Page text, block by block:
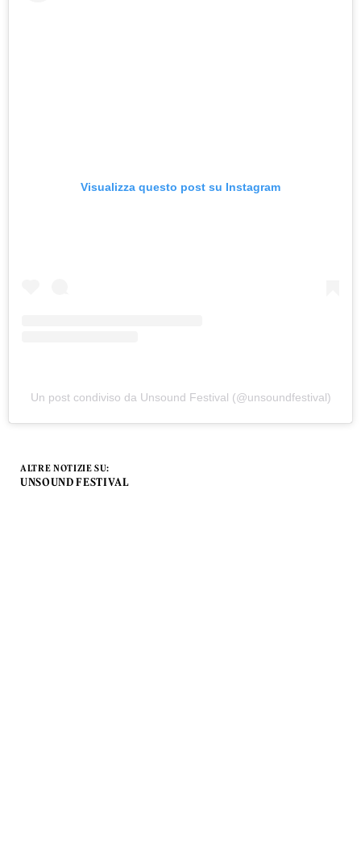
Visualizza questo post su Instagram
Un post condiviso da Unsound Festival (@unsoundfestival)
ALTRE NOTIZIE SU:
UNSOUND FESTIVAL